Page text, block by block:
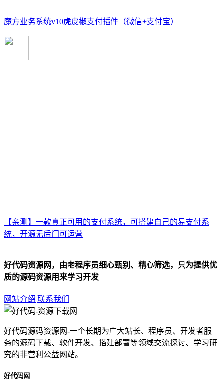
魔方业务系统v10虎皮椒支付插件（微信+支付宝）
【亲测】一款真正可用的支付系统，可搭建自己的易支付系
统，开源无后门可运营
好代码资源网，由老程序员细心甄别、精心筛选，只为提供优
质的源码资源用来学习开发
网站介绍 联系我们
好代码源码资源网-一个长期为广大站长、程序员、开发者服
务的源码下载、软件开发、搭建部署等领域交流探讨、学习研
究的非营利公益网站。
好代码网